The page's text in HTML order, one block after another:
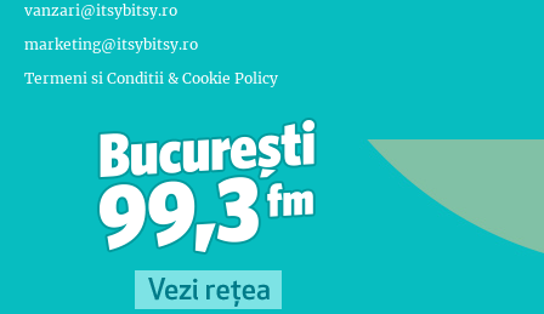
vanzari@itsybitsy.ro
marketing@itsybitsy.ro
Termeni si Conditii & Cookie Policy